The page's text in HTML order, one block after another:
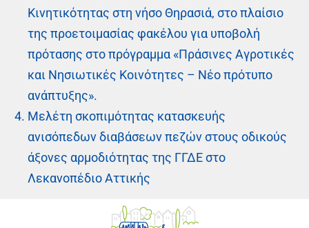
Κινητικότητας στη νήσο Θηρασιά, στο πλαίσιο
της προετοιμασίας φακέλου για υποβολή
πρότασης στο πρόγραμμα «Πράσινες Αγροτικές
και Νησιωτικές Κοινότητες – Νέο πρότυπο
ανάπτυξης».
Μελέτη σκοπιμότητας κατασκευής
ανισόπεδων διαβάσεων πεζών στους οδικούς
άξονες αρμοδιότητας της ΓΓΔΕ στο
Λεκανοπέδιο Αττικής